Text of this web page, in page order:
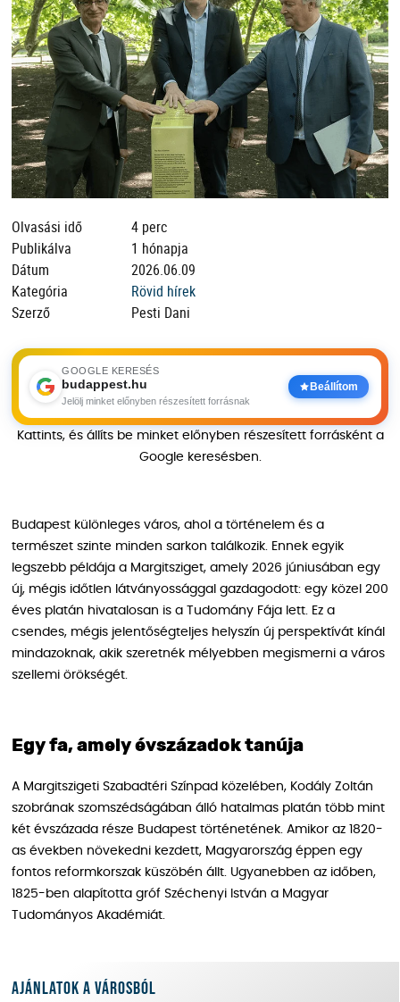
Olvasási idő
4 perc
Publikálva
1 hónapja
Dátum
2026.06.09
Kategória
Rövid hírek
Szerző
Pesti Dani
GOOGLE KERESÉS
budappest.hu
Jelölj minket előnyben részesített forrásnak
Beállítom
Kattints, és állíts be minket előnyben részesített forrásként a
Google keresésben.
Budapest különleges város, ahol a történelem és a
természet szinte minden sarkon találkozik. Ennek egyik
legszebb példája a Margitsziget, amely 2026 júniusában egy
új, mégis időtlen látványossággal gazdagodott: egy közel 200
éves platán hivatalosan is a Tudomány Fája lett. Ez a
csendes, mégis jelentőségteljes helyszín új perspektívát kínál
mindazoknak, akik szeretnék mélyebben megismerni a város
szellemi örökségét.
Egy fa, amely évszázadok tanúja
A Margitszigeti Szabadtéri Színpad közelében, Kodály Zoltán
szobrának szomszédságában álló hatalmas platán több mint
két évszázada része Budapest történetének. Amikor az 1820-
as években növekedni kezdett, Magyarország éppen egy
fontos reformkorszak küszöbén állt. Ugyanebben az időben,
1825-ben alapította gróf Széchenyi István a Magyar
Tudományos Akadémiát.
Ajánlatok a városból